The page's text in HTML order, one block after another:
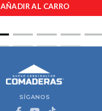
AÑADIR AL CARRO
SÍGANOS